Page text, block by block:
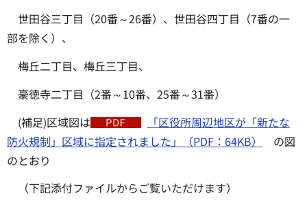
世田谷三丁目（20番～26番）、世田谷四丁目（7番の一
部を除く）、
梅丘二丁目、梅丘三丁目、
豪徳寺二丁目（2番～10番、25番～31番）
(補足)区域図は
「区役所周辺地区が「新たな
防火規制」区域に指定されました」（PDF：64KB）
の図
のとおり
（下記添付ファイルからご覧いただけます）